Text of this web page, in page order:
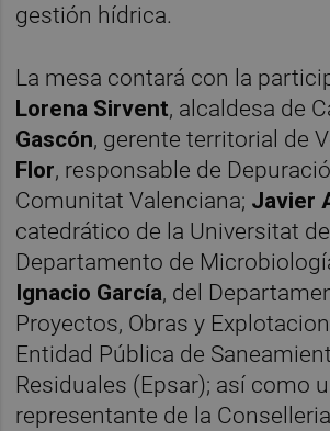
gestión hídrica.
La mesa contará con la
Lorena Sirvent, alcaldesa de
Gascón, gerente territorial de
Flor, responsable de
Comunitat Valenciana; Javier
catedrático de la Universitat
Departamento de
Ignacio García, del
Proyectos, Obras y
Entidad Pública de
Residuales (Epsar); así como
representante de la